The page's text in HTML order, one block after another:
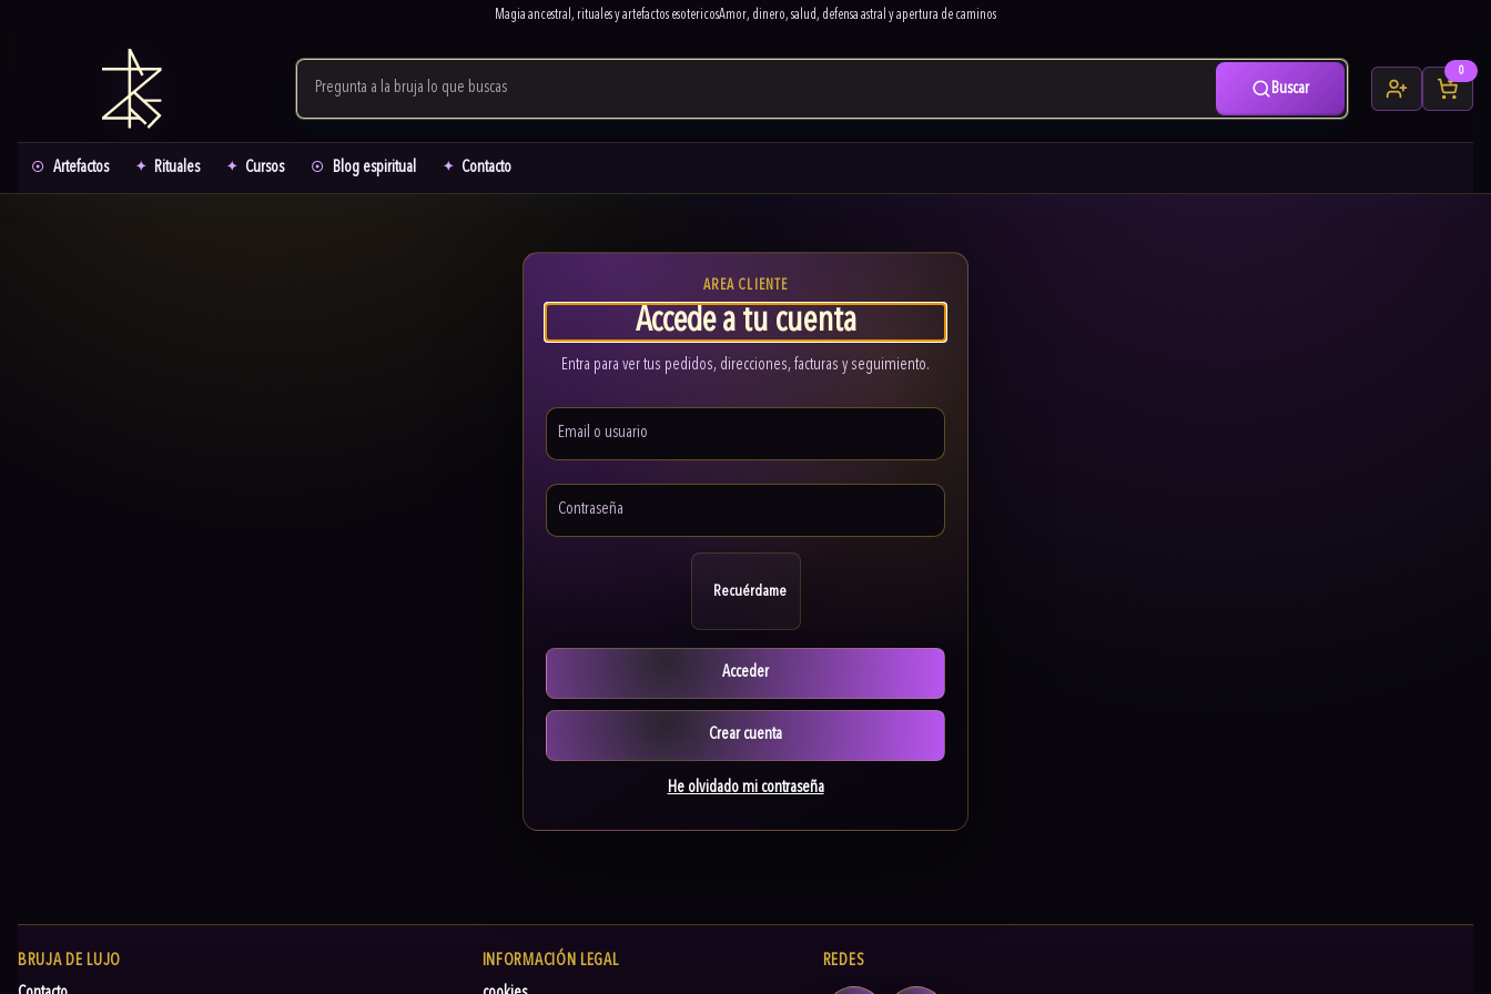
Magia ancestral, rituales y artefactos esotericosAmor, dinero, salud, defensa astral y apertura de caminos
Buscar
0
Artefactos Rituales Cursos Blog espiritual Contacto
AREA CLIENTE
Accede a tu cuenta
Entra para ver tus pedidos, direcciones, facturas y seguimiento.
Recuérdame
Acceder
Crear cuenta
He olvidado mi contraseña
BRUJA DE LUJO
INFORMACIÓN LEGAL
REDES